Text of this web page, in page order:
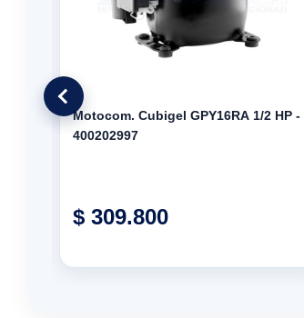
Motocom. Cubigel GPY16RA 1/2 HP -
400202997
$ 309.800